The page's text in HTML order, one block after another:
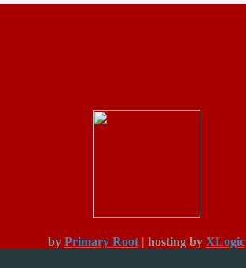
by Primary Root| hosting by XLogic